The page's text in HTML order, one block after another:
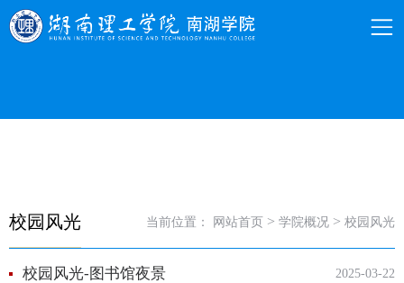
校园风光 当前位置： 网站首页 > 学院概况 > 校园风光
校园风光-图书馆夜景 2025-03-22